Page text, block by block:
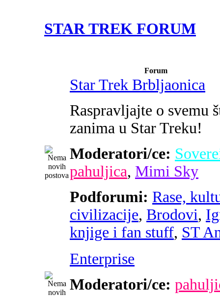
STAR TREK FORUM
Forum
Star Trek Brbljaonica
Raspravljajte o svemu
zanima u Star Treku!
Moderatori/ce:
pahuljica, Mimi Sky
Podforumi: Rase,
civilizacije, Brodovi,
knjige i fan stuff, ST
Enterprise
Moderatori/ce: